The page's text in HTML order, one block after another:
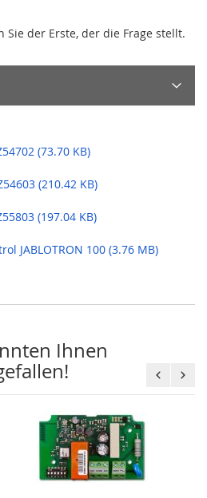
Sie der Erste, der die Frage stellt.
(73.70 KB)
(210.42 KB)
(197.04 KB)
JABLOTRON 100 (3.76 MB)
Ihnen